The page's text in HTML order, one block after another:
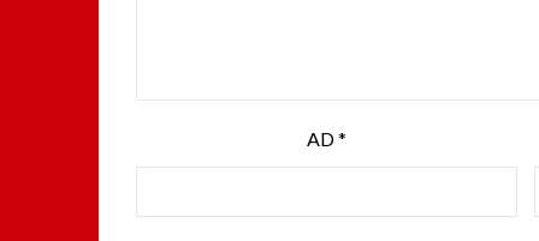
AD*